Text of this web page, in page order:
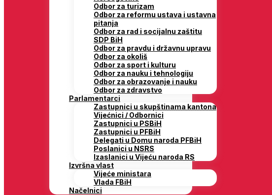
Odbor za turizam
Odbor za reformu ustava i ustavna
pitanja
Odbor za rad i socijalnu zaštitu
SDP BiH
Odbor za pravdu i državnu upravu
Odbor za okoliš
Odbor za sport i kulturu
Odbor za nauku i tehnologiju
Odbor za obrazovanje i nauku
Odbor za zdravstvo
Parlamentarci
Zastupnici u skupštinama kantona
Vijećnici / Odbornici
Zastupnici u PSBiH
Zastupnici u PFBiH
Delegati u Domu naroda PFBiH
Poslanici u NSRS
Izaslanici u Vijeću naroda RS
Izvršna vlast
Vijeće ministara
Vlada FBiH
Načelnici